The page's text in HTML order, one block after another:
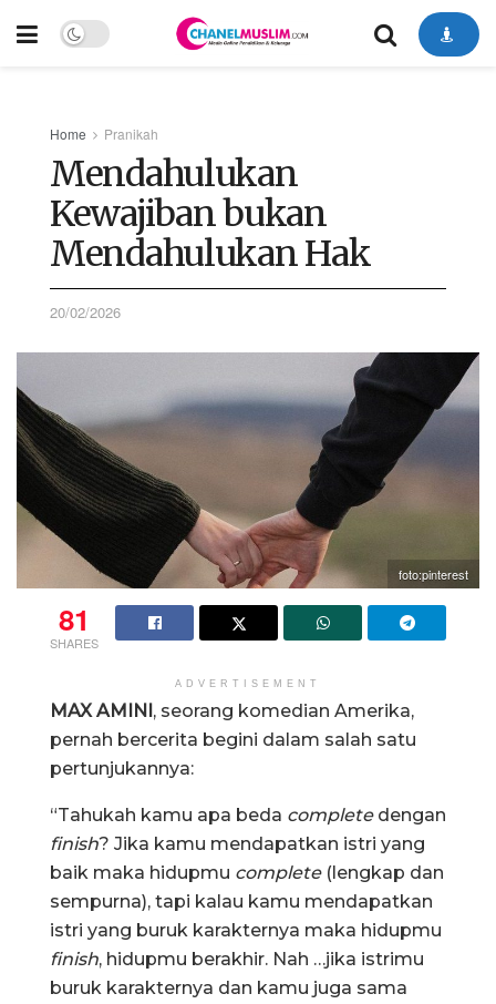
Home Pranikah
Mendahulukan
Kewajiban bukan
Mendahulukan Hak
20/02/2026
foto:pinterest
81
SHARES
ADVERTISEMENT
MAX AMINI, seorang komedian Amerika,
pernah bercerita begini dalam salah satu
pertunjukannya:
“Tahukah kamu apa beda completedengan
finish? Jika kamu mendapatkan istri yang
baik maka hidupmu complete(lengkap dan
sempurna), tapi kalau kamu mendapatkan
istri yang buruk karakternya maka hidupmu
finish, hidupmu berakhir. Nah …jika istrimu
buruk karakternya dan kamu juga sama